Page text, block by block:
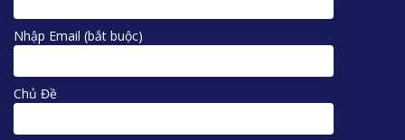
Nhập Email (bắt buộc)
Chủ Đề